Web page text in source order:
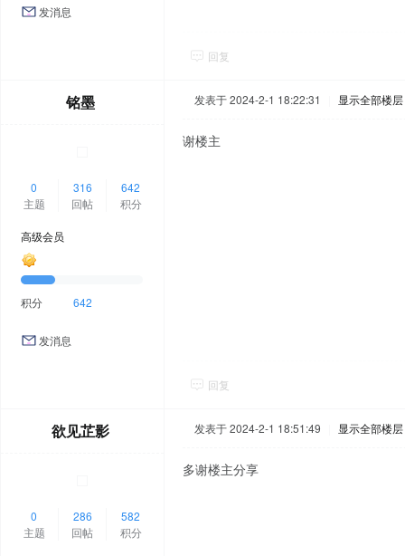
发消息
回复
铭墨
0
主题
316
回帖
642
积分
高级会员
积分 642
发消息
发表于 2024-2-1 18:22:31 显示全部楼层
谢楼主
回复
欲见芷影
0
主题
286
回帖
582
积分
发表于 2024-2-1 18:51:49 显示全部楼层
多谢楼主分享